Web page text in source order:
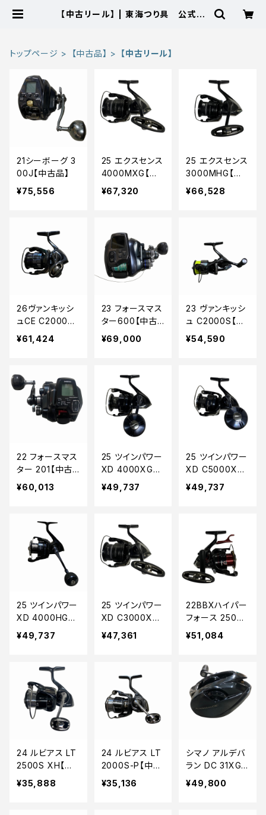
【中古リール】 | 東海つり具 公式オ
トップページ 【中古品】 【中古リール】
21シーボーグ 3
00J【中古品】
¥75,556
25 エクスセンス
4000MXG【中
古品】
¥67,320
25 エクスセンス
3000MHG【中
古品】
¥66,528
26ヴァンキッシ
ュCE C2000S
【中古品】
¥61,424
23 フォースマス
ター600【中古
品】
¥69,000
23 ヴァンキッシ
ュ C2000S【中
古品】
¥54,590
22 フォースマス
ター 201【中古
品】
¥60,013
25 ツインパワー
XD 4000XG
【中古品】
¥49,737
25 ツインパワー
XD C5000XG
【中古品】
¥49,737
25 ツインパワー
XD 4000HG
【中古品】
¥49,737
25 ツインパワー
XD C3000XG
【中古品】
¥47,361
22BBXハイパー
フォース 2500D
XXGSR【中古
¥51,084
24 ルビアス LT
2500S XH【中
古品】
¥35,888
24 ルビアス LT
2000S-P【中古
品】
¥35,136
シマノ アルデバ
ラン DC 31XG
【中古品】
¥49,800